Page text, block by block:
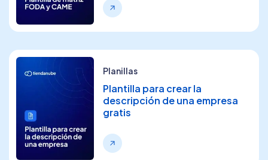
Planillas
Plantilla para crear la
descripción de una empresa
gratis